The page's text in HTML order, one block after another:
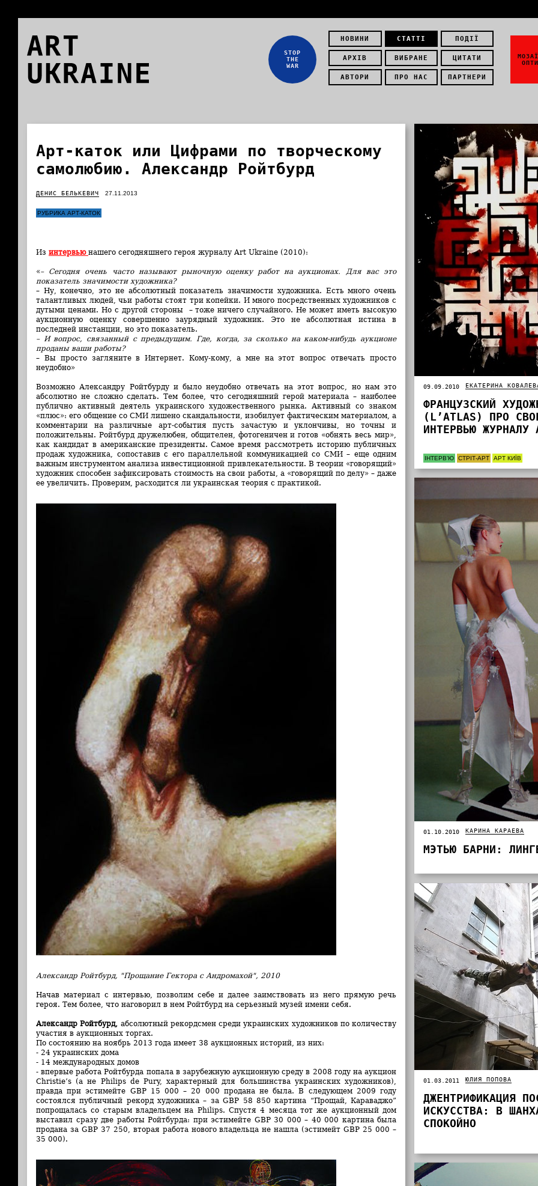
ART
UKRAINE
НОВИНИ СТАТТІ ПОДІЇ
АРХІВ ВИБРАНЕ ЦИТАТИ
АВТОРИ ПРО НАС ПАРТНЕРИ
STOP
THE
WAR
Арт-каток или Цифрами по творческому
самолюбию. Александр Ройтбурд
ДЕНИС БЕЛЬКЕВИЧ 27.11.2013
РУБРИКА АРТ-КАТОК
Из интервью нашего сегодняшнего героя журналу Art Ukraine (2010):
«– Сегодня очень часто называют рыночную оценку работ на аукционах. Для вас это
показатель значимости художника?
– Ну, конечно, это не абсолютный показатель значимости художника. Есть много очень
талантливых людей, чьи работы стоят три копейки. И много посредственных художников с
дутыми ценами. Но с другой стороны – тоже ничего случайного. Не может иметь высокую
аукционную оценку совершенно заурядный художник. Это не абсолютная истина в
последней инстанции, но это показатель.
– И вопрос, связанный с предыдущим. Где, когда, за сколько на каком-нибудь аукционе
проданы ваши работы?
– Вы просто загляните в Интернет. Кому-кому, а мне на этот вопрос отвечать просто
неудобно»
Возможно Александру Ройтбурду и было неудобно отвечать на этот вопрос, но нам это
абсолютно не сложно сделать. Тем более, что сегодняшний герой материала – наиболее
публично активный деятель украинского художественного рынка. Активный со знаком
«плюс»: его общение со СМИ лишено скандальности, изобилует фактическим материалом, а
комментарии на различные арт-события пусть зачастую и уклончивы, но точны и
положительны. Ройтбурд дружелюбен, общителен, фотогеничен и готов «обнять весь мир»,
как кандидат в американские президенты. Самое время рассмотреть историю публичных
продаж художника, сопоставив с его параллельной коммуникацией со СМИ – еще одним
важным инструментом анализа инвестиционной привлекательности. В теории «говорящий»
художник способен зафиксировать стоимость на свои работы, а «говорящий по делу» – даже
ее увеличить. Проверим, расходится ли украинская теория с практикой.
Александр Ройтбурд, "Прощание Гектора с Андромахой", 2010
Начав материал с интервью, позволим себе и далее заимствовать из него прямую речь
героя. Тем более, что наговорил в нем Ройтбурд на серьезный музей имени себя.
Александр Ройтбурд, абсолютный рекордсмен среди украинских художников по количеству
участия в аукционных торгах.
По состоянию на ноябрь 2013 года имеет 38 аукционных историй, из них:
- 24 украинских дома
- 14 международных домов
- впервые работа Ройтбурда попала в зарубежную аукционную среду в 2008 году на аукцион
Christie’s (а не Philips de Pury, характерный для большинства украинских художников),
правда при эстимейте GBP 15 000 – 20 000 продана не была. В следующем 2009 году
состоялся публичный рекорд художника – за GBP 58 850 картина “Прощай, Караваджо”
попрощалась со старым владельцем на Philips. Спустя 4 месяца тот же аукционный дом
выставил сразу две работы Ройтбурда: при эстимейте GBP 30 000 – 40 000 картина была
продана за GBP 37 250, вторая работа нового владельца не нашла (эстимейт GBP 25 000 –
35 000).
09.09.2010 ЕКАТЕРИНА
ФРАНЦУЗСКИЙ
(L’ATLAS) ПРО
ИНТЕРВЬЮ ЖУРНАЛУ
ІНТЕРВ’Ю СТРІТ-АРТ АРТ КИЇВ
01.10.2010 КАРИНА КАРАЕВА
МЭТЬЮ БАРНИ:
01.03.2011 ЮЛИЯ ПОПОВА
ДЖЕНТРИФИКАЦИЯ
ИСКУССТВА: В
СПОКОЙНО